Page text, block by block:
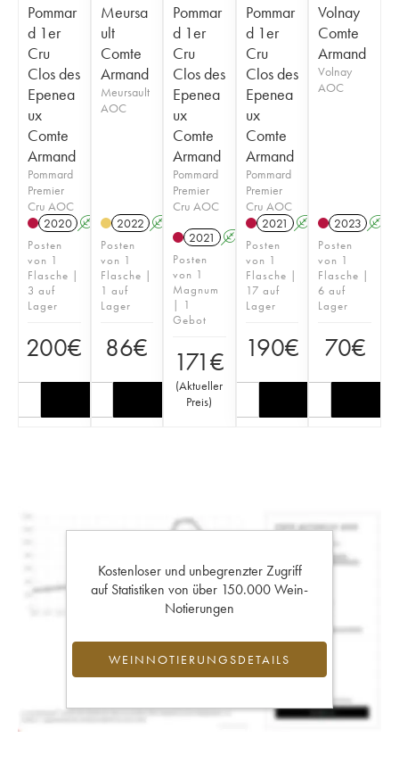
Pommar
d 1er
Cru
Clos des
Epenea
ux
Comte
Armand
Pommard
Premier
Cru AOC
2020 A
Posten
von 1
Flasche |
3 auf
Lager
200€
Meursa
ult
Comte
Armand
Meursault
AOC
2022 A
Posten
von 1
Flasche |
1 auf
Lager
86€
Pommar
d 1er
Cru
Clos des
Epenea
ux
Comte
Armand
Pommard
Premier
Cru AOC
2021
A T
Posten
von 1
Magnum
| 1
Gebot
171€
(Aktueller
Preis)
Pommar
d 1er
Cru
Clos des
Epenea
ux
Comte
Armand
Pommard
Premier
Cru AOC
2021 A
Posten
von 1
Flasche |
17 auf
Lager
190€
Volnay
Comte
Armand
Volnay
AOC
2023 A
Posten
von 1
Flasche |
6 auf
Lager
70€
Kostenloser und unbegrenzter Zugriff
auf Statistiken von über 150.000 Wein-
Notierungen
WEINNOTIERUNGSDETAILS